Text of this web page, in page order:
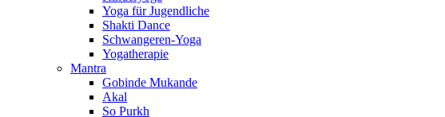
Yoga für Jugendliche
Shakti Dance
Schwangeren-Yoga
Yogatherapie
Mantra
Gobinde Mukande
Akal
So Purkh